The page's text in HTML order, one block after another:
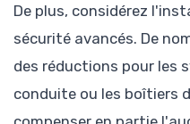
De plus, considérez
sécurité avancés. De
des réductions pour les
conduite ou les boîtiers